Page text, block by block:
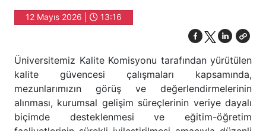
12 Mayıs 2026 | 13:16
Üniversitemiz Kalite Komisyonu tarafından yürütülen
kalite güvencesi çalışmaları kapsamında,
mezunlarımızın görüş ve değerlendirmelerinin
alınması, kurumsal gelişim süreçlerinin veriye dayalı
biçimde desteklenmesi ve eğitim-öğretim